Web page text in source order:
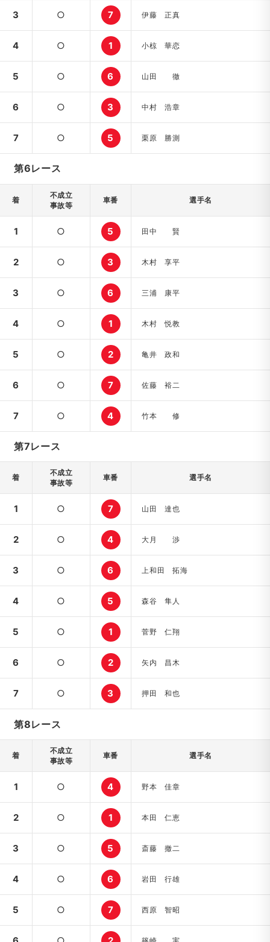
3 ○ 7 伊藤 正真
4 ○ 1 小椋 華恋
5 ○ 6 山田 徹
6 ○ 3 中村 浩章
7 ○ 5 栗原 勝測
第6レース
着
不成立
事故等
車番 選手名
1 ○ 5 田中 賢
2 ○ 3 木村 享平
3 ○ 6 三浦 康平
4 ○ 1 木村 悦教
5 ○ 2 亀井 政和
6 ○ 7 佐藤 裕二
7 ○ 4 竹本 修
第7レース
着
不成立
事故等
車番 選手名
1 ○ 7 山田 達也
2 ○ 4 大月 渉
3 ○ 6 上和田 拓海
4 ○ 5 森谷 隼人
5 ○ 1 菅野 仁翔
6 ○ 2 矢内 昌木
7 ○ 3 押田 和也
第8レース
着
不成立
事故等
車番 選手名
1 ○ 4 野本 佳章
2 ○ 1 本田 仁恵
3 ○ 5 斎藤 撤二
4 ○ 6 岩田 行雄
5 ○ 7 西原 智昭